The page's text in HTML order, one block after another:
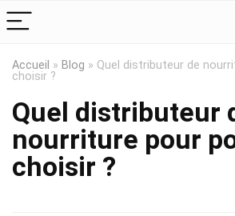
Accueil » Blog » Quel distributeur de
choisir ?
Quel distributeur
nourriture pour
choisir ?